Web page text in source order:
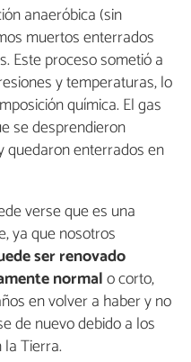
anaeróbica (sin
muertos enterrados
Este proceso sometió a
y temperaturas, lo
química. El gas
se desprendieron
quedaron enterrados en
verse que es una
ya que nosotros
ser renovado
normalo corto,
en volver a haber y no
de nuevo debido a los
Tierra.